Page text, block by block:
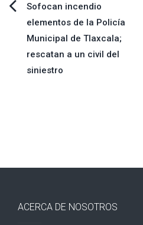
Navegación
de
entradas
Sofocan incendio
elementos de la Policía
Municipal de Tlaxcala;
rescatan a un civil del
siniestro
ACERCA DE NOSOTROS